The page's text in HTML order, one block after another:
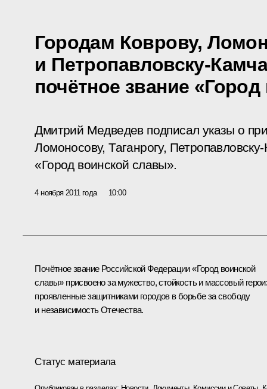
Городам Коврову,
и Петропавловску-
почётное звание
Дмитрий Медведев подписал указы о
Ломоносову, Таганрогу,
«Город воинской славы».
4 ноября 2011 года 10:00
Почётное звание Российской Федерации «Город воинской
славы» присвоено за мужество, стойкость и массовый
проявленные защитниками городов в борьбе за свободу
и независимость Отечества.
Статус материала